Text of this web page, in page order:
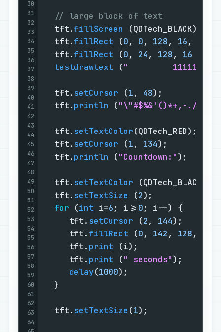
30
31
32
33
34
35
36
37
38
39
40
41
42
43
44
45
46
47
48
49
50
51
52
53
54
55
56
57
58
59
60
61
62
63
64
// large block of text
  tft.
fillScreen (QDTech_BLACK);
  tft.
fillRect (0, 0, 128, 16,
  tft.
fillRect (0, 24 , 128, 16
testdrawtext ("
  tft.
setCursor (1, 48);
  tft.
println ("\"#$%&'()*+,-./
  tft.
setTextColor(QDTech_RED);
  tft.
setCursor (1, 134);
  tft.
println ("Countdown:");
  tft.
setTextColor (QDTech_BLACK);
  tft.
setTextSize (2);
for (int i=6; i>= 0; i--) {
     tft.
setCursor (2 , 144);
     tft.
fillRect (0, 142 , 128,
     tft.
print (i);
     tft.
print (" seconds");
delay(1000);
  }
  tft.
setTextSize (1);